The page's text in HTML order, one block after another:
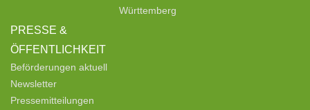
PRESSE &
ÖFFENTLICHKEIT
Beförderungen aktuell
Newsletter
Pressemitteilungen
Württemberg